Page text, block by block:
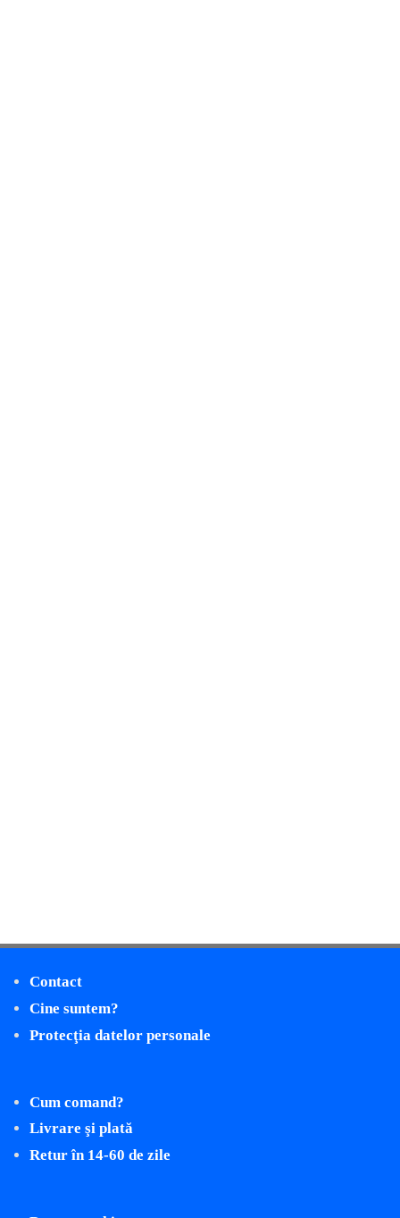
Contact
Cine suntem?
Protecţia datelor personale
Cum comand?
Livrare şi plată
Retur în 14-60 de zile